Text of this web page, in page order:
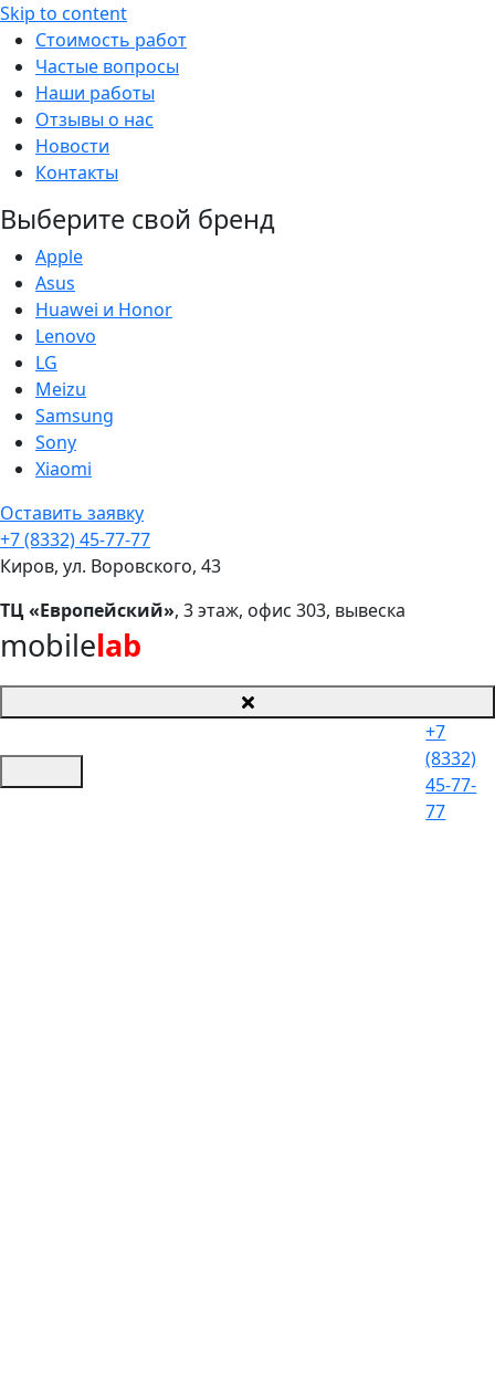
Skip to content
Стоимость работ
Частые вопросы
Наши работы
Отзывы о нас
Новости
Контакты
Выберите свой бренд
Apple
Asus
Huawei и Honor
Lenovo
LG
Meizu
Samsung
Sony
Xiaomi
Оставить заявку
+7 (8332) 45-77-77
Киров, ул. Воровского, 43
ТЦ «Европейский», 3 этаж, офис 303, вывеска
mobilelab
+7
(8332)
45-77-
77